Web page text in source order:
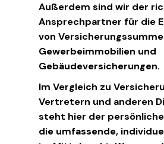
Außerdem sind wir der
Ansprechpartner für die
von
Gewerbeimmobilien und
Gebäudeversicherungen.
Im Vergleich zu
Vertretern und anderen
steht hier der
die umfassende,